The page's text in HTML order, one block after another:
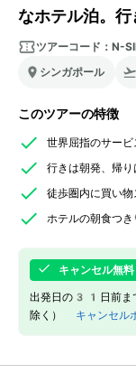
なホテル泊。
ツアーコード： N-
シンガポール
このツアーの特徴
世界屈指のサー
行きは朝発、帰
徒歩圏内に買い
ホテルの朝食つき
キャンセル無料
出発日の31日前ま
除く） キャンセル